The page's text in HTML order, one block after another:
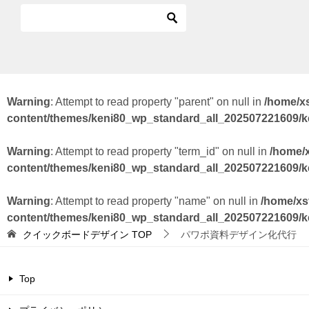
Warning: Attempt to read property "parent" on null in /home/
content/themes/keni80_wp_standard_all_202507221609/
Warning: Attempt to read property "term_id" on null in /home/
content/themes/keni80_wp_standard_all_202507221609/
Warning: Attempt to read property "name" on null in /home/
content/themes/keni80_wp_standard_all_202507221609/
クイックボードデザイン TOP パワポ資料デザイン化代行
Top